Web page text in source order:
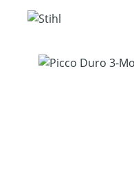
Bildergalerie